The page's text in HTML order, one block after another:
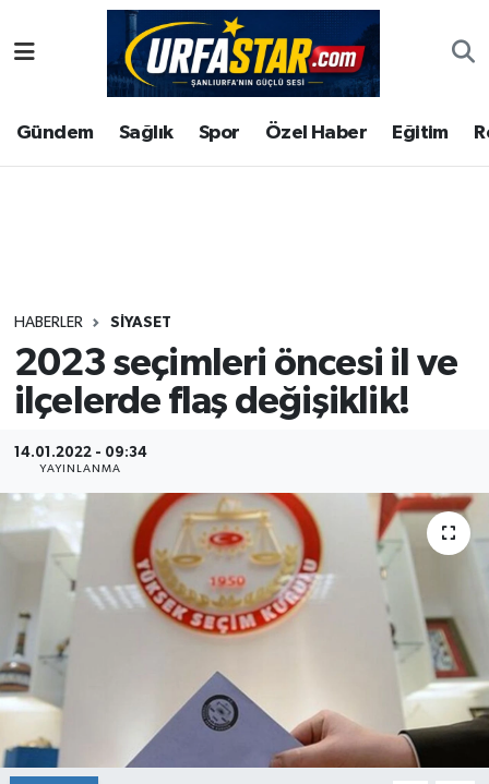
Gündem Sağlık Spor Özel Haber Eğitim
HABERLER SIYASET
2023 seçimleri öncesi il ve
ilçelerde flaş değişiklik!
14.01.2022 - 09:34
YAYINLANMA
ASAYİS
ÇEVRE
Gündem
Kültür
Magazin
Şanlıurfa Nöbetçi Eczaneler
Şanlıurfa Hava Durumu
Tüm Manşetler
Son Dakika Haberleri
Haber Arşivi